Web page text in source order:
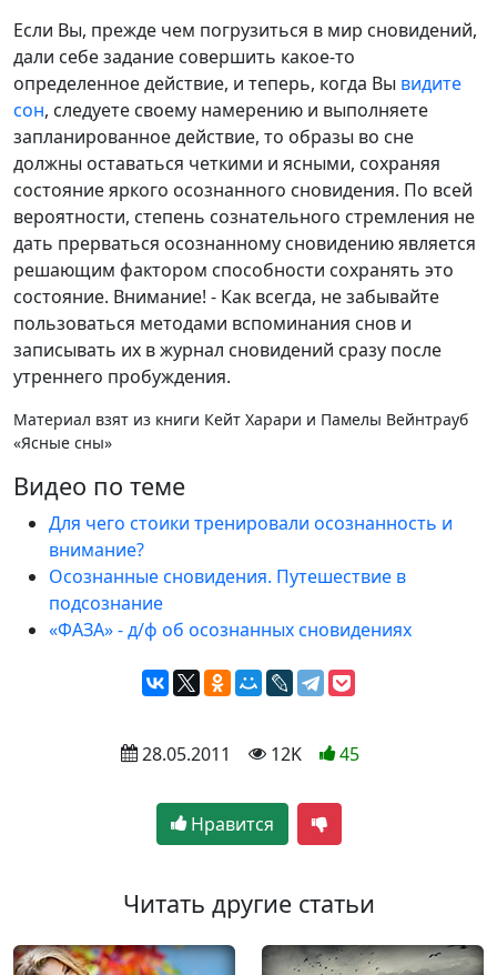
Если Вы, прежде чем погрузиться в мир сновидений,
дали себе задание совершить какое-то
определенное действие, и теперь, когда Вы видите
сон, следуете своему намерению и выполняете
запланированное действие, то образы во сне
должны оставаться четкими и ясными, сохраняя
состояние яркого осознанного сновидения. По всей
вероятности, степень сознательного стремления не
дать прерваться осознанному сновидению является
решающим фактором способности сохранять это
состояние. Внимание! - Как всегда, не забывайте
пользоваться методами вспоминания снов и
записывать их в журнал сновидений сразу после
утреннего пробуждения.
Материал взят из книги Кейт Харари и Памелы Вейнтрауб
«Ясные сны»
Видео по теме
Для чего стоики тренировали осознанность и
внимание?
Осознанные сновидения. Путешествие в
подсознание
«ФАЗА» - д/ф об осознанных сновидениях
28.05.2011 12K 45
Нравится
Читать другие статьи